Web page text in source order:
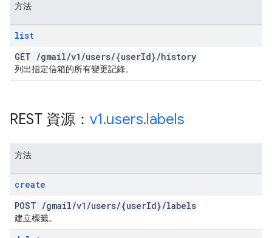
方法
list
GET /gmail/v1 /users/{userId}/history
列出指定信箱的所有變更記錄。
REST 資源： v1.users.labels
方法
create
POST /gmail/v1 /users/{userId}/labels
建立標籤。